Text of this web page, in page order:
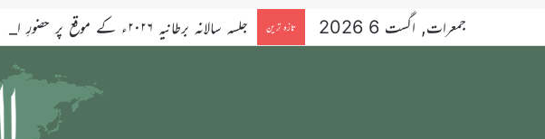
جمعرات, اگست 6 2026 تازہ ترین